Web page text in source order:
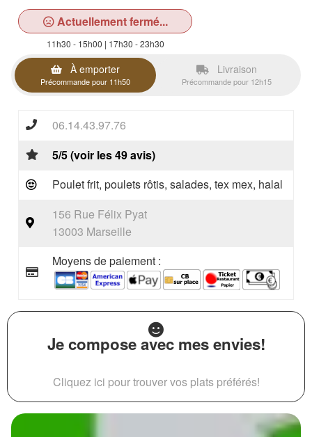
Actuellement fermé...
11h30 - 15h00 | 17h30 - 23h30
À emporter
Précommande pour 11h50
Livraison
Précommande pour 12h15
06.14.43.97.76
5/5 (voir les 49 avis)
Poulet frit, poulets rôtis, salades, tex mex, halal
156 Rue Félix Pyat
13003 Marseille
Moyens de paiement :
Je compose avec mes envies!
Cliquez ici pour trouver vos plats préférés!